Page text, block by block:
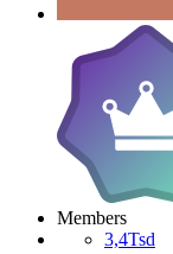
Members
3,4Tsd